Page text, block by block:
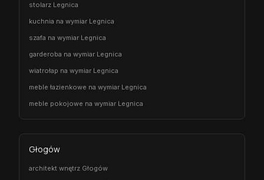
stolarz Legnica
kuchnia na wymiar Legnica
szafa na wymiar Legnica
garderoba na wymiar Legnica
wiatrołap na wymiar Legnica
meble łazienkowe na wymiar Legnica
meble pokojowe na wymiar Legnica
Głogów
architekt wnętrz Głogów